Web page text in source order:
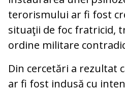
terorismului ar fi fost
situaţii de foc fratricid,
ordine militare
Din cercetări a rezultat
ar fi fost indusă cu